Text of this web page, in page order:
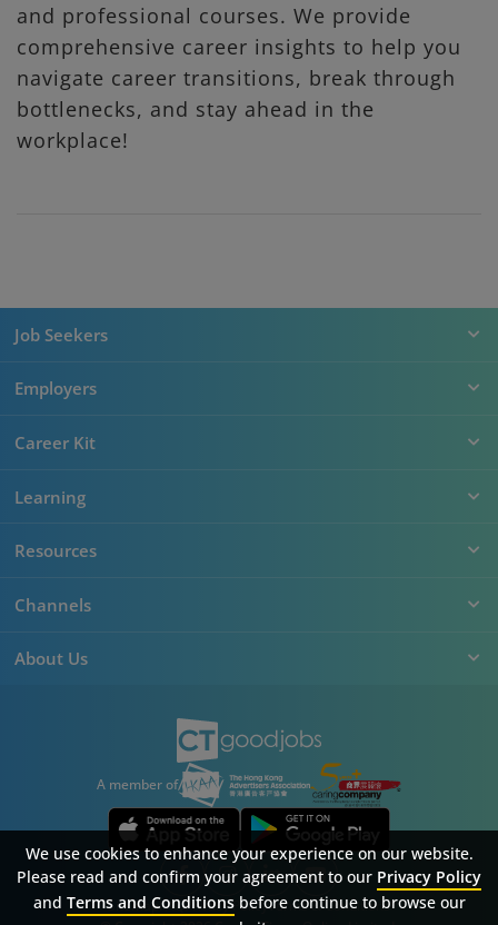
and professional courses. We provide
comprehensive career insights to help you
navigate career transitions, break through
bottlenecks, and stay ahead in the
workplace!
Job Seekers
Employers
Career Kit
Learning
Resources
Channels
About Us
A member of
SitemapFAQPrivacy PolicyTerms & Conditions
We use cookies to enhance your experience on our website.
Please read and confirm your agreement to our Privacy Policy
and Terms and Conditionsbefore continue to browse our